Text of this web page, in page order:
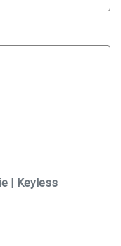
| Keyless